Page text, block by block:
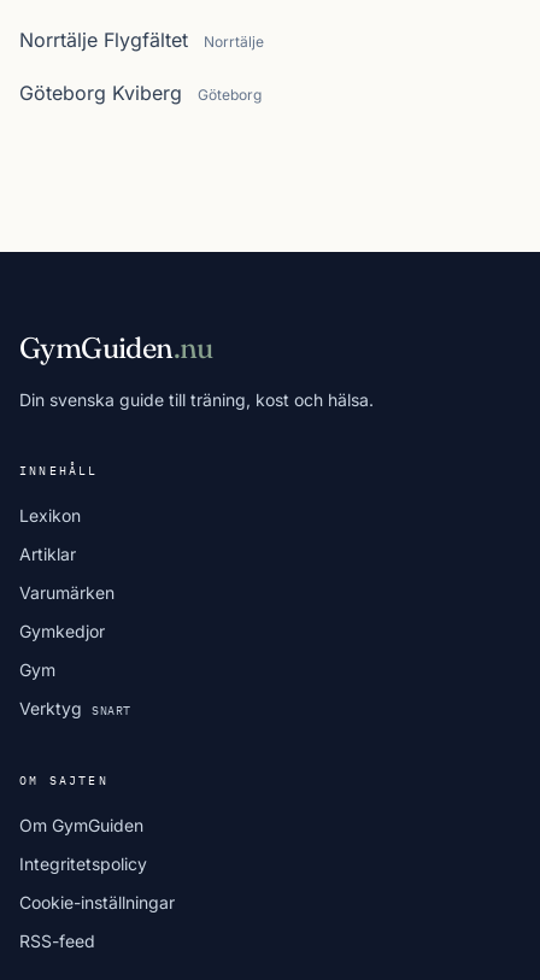
Norrtälje Flygfältet Norrtälje
Göteborg Kviberg Göteborg
GymGuiden.nu
Din svenska guide till träning, kost och hälsa.
INNEHÅLL
Lexikon
Artiklar
Varumärken
Gymkedjor
Gym
Verktyg
SNART
OM SAJTEN
Om GymGuiden
Integritetspolicy
Cookie-inställningar
RSS-feed